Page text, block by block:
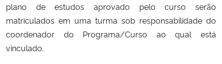
plano de estudos aprovado pelo curso serão
matriculados em uma turma sob responsabilidade do
coordenador do Programa/Curso ao qual está
vinculado.